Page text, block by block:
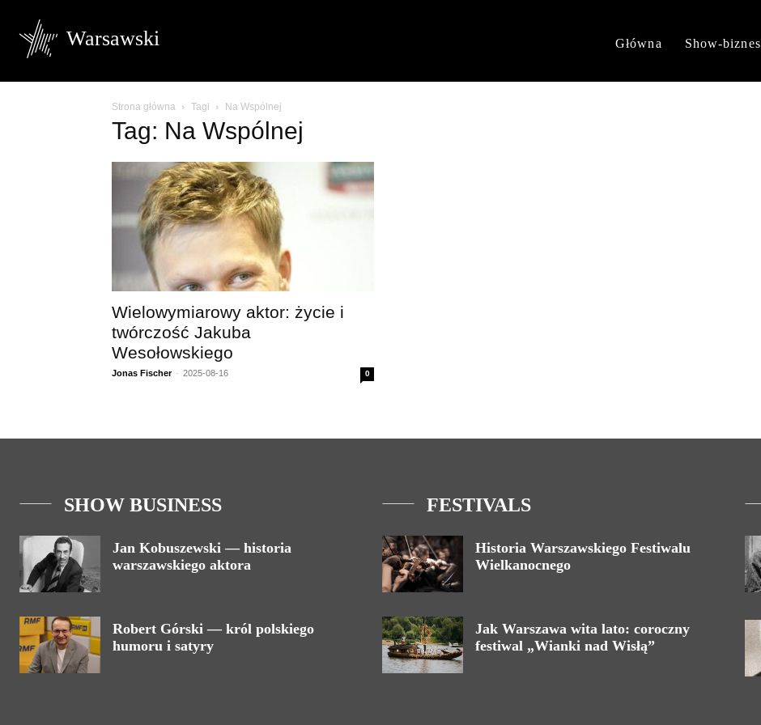
Warsawski Główna Show-biznes
Strona główna Tagi Na Wspólnej
Tag: Na Wspólnej
Wielowymiarowy aktor: życie i
twórczość Jakuba
Wesołowskiego
Jonas Fischer - 2025-08-16 0
SHOW BUSINESS
Jan Kobuszewski — historia
warszawskiego aktora
Robert Górski — król polskiego
humoru i satyry
FESTIVALS
Historia Warszawskiego Festiwalu
Wielkanocnego
Jak Warszawa wita lato: coroczny
festiwal „Wianki nad Wisłą”